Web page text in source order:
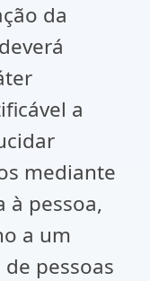
da
a
mediante
à pessoa,
a um
pessoas